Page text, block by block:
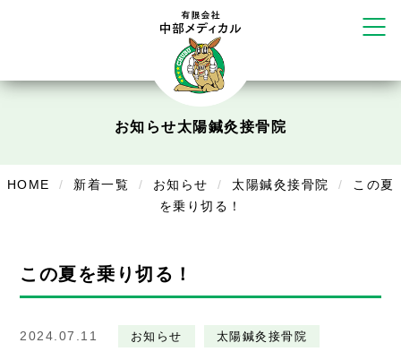
ウェルネス鍼灸院・接骨院 甲府千
塚店
お知らせ太陽鍼灸接骨院
HOME 新着一覧 お知らせ 太陽鍼灸接骨院
この夏
を乗り切る！
この夏を乗り切る！
2024.07.11 お知らせ 太陽鍼灸接骨院